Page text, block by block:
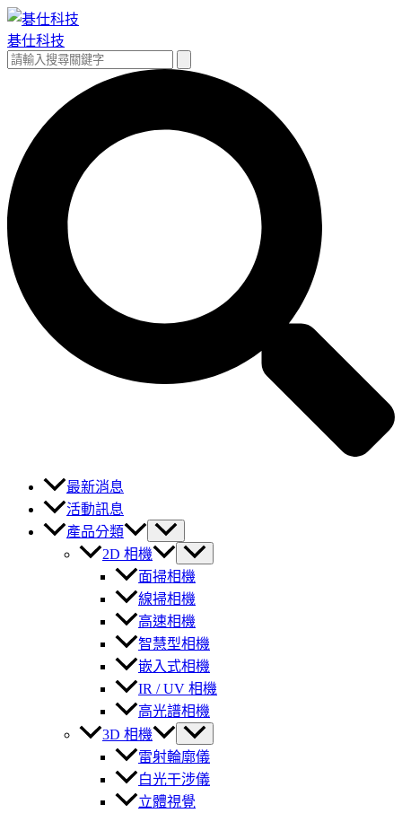
跳
至
主
碁仕科技
搜
最新消息
活動訊息
產品分類
2D 相機
面掃相機
線掃相機
高速相機
智慧型相機
嵌入式相機
IR / UV 相機
高光譜相機
3D 相機
雷射輪廓儀
白光干涉儀
立體視覺